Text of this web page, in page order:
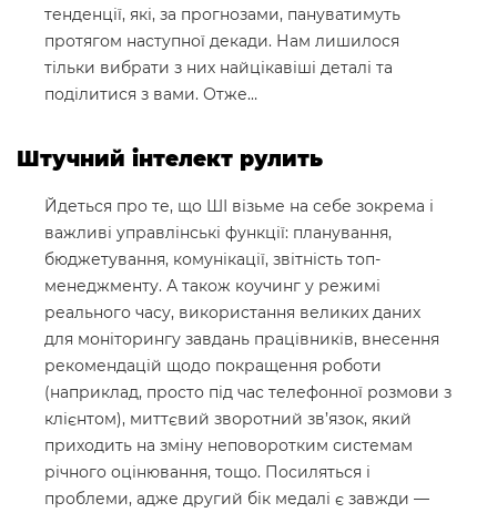
тенденції, які, за прогнозами, пануватимуть
протягом наступної декади. Нам лишилося
тільки вибрати з них найцікавіші деталі та
поділитися з вами. Отже…
Штучний інтелект рулить
Йдеться про те, що ШІ візьме на себе зокрема і
важливі управлінські функції: планування,
бюджетування, комунікації, звітність топ-
менеджменту. А також коучинг у режимі
реального часу, використання великих даних
для моніторингу завдань працівників, внесення
рекомендацій щодо покращення роботи
(наприклад, просто під час телефонної розмови з
клієнтом), миттєвий зворотний зв’язок, який
приходить на зміну неповоротким системам
річного оцінювання, тощо. Посиляться і
проблеми, адже другий бік медалі є завжди —